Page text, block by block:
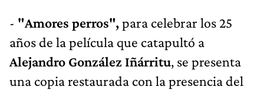
- "Amores perros",para celebrar los 25
años de la película que catapultó a
Alejandro González Iñárritu, se presenta
una copia restaurada con la presencia del